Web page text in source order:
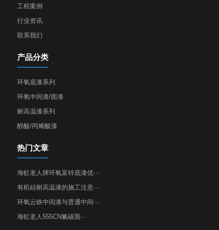
工程案例
行业资讯
联系我们
产品分类
环氧底漆系列
环氧中间漆/面漆
耐高温漆系列
醇酸/丙烯酸漆
热门文章
海虹老人牌环氧富锌底漆优···
有机硅耐高温漆的施工注意···
环氧云铁中间漆与普通中间···
海虹老人555CN氟碳面···